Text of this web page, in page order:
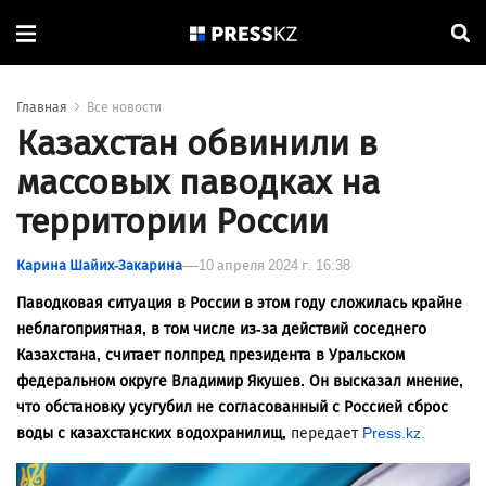
Главная Все новости
Казахстан обвинили в
массовых паводках на
территории России
Карина Шайих-Закарина 10 апреля 2024 г. 16:38
Паводковая ситуация в России в этом году сложилась крайне
неблагоприятная, в том числе из-за действий соседнего
Казахстана, считает полпред президента в Уральском
федеральном округе Владимир Якушев. Он высказал мнение,
что обстановку усугубил не согласованный с Россией сброс
воды с казахстанских водохранилищ, передает Press.kz.